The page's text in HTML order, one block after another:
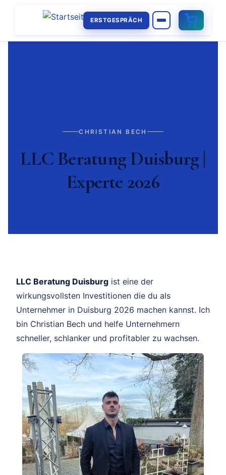
ERSTGESPRÄCH
CHRISTIAN BECH
LLC Beratung Duisburg |
Experte 2026
LLC Beratung Duisburg ist eine der
wirkungsvollsten Investitionen die du als
Unternehmer in Duisburg 2026 machen kannst. Ich
bin Christian Bech und helfe Unternehmern
schneller, schlanker und profitabler zu wachsen.